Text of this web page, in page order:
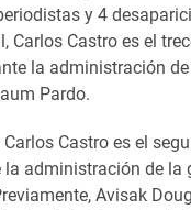
y 4
Carlos Castro es el
la administración
Pardo.
Castro es el
la administración de la
Avisak